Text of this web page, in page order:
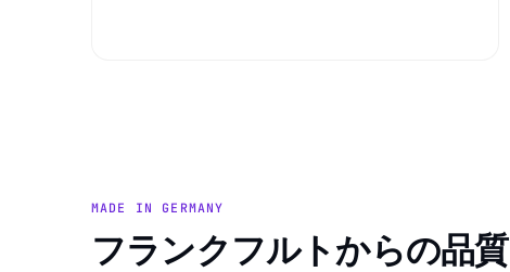
MADE IN GERMANY
フランクフルトからの品質